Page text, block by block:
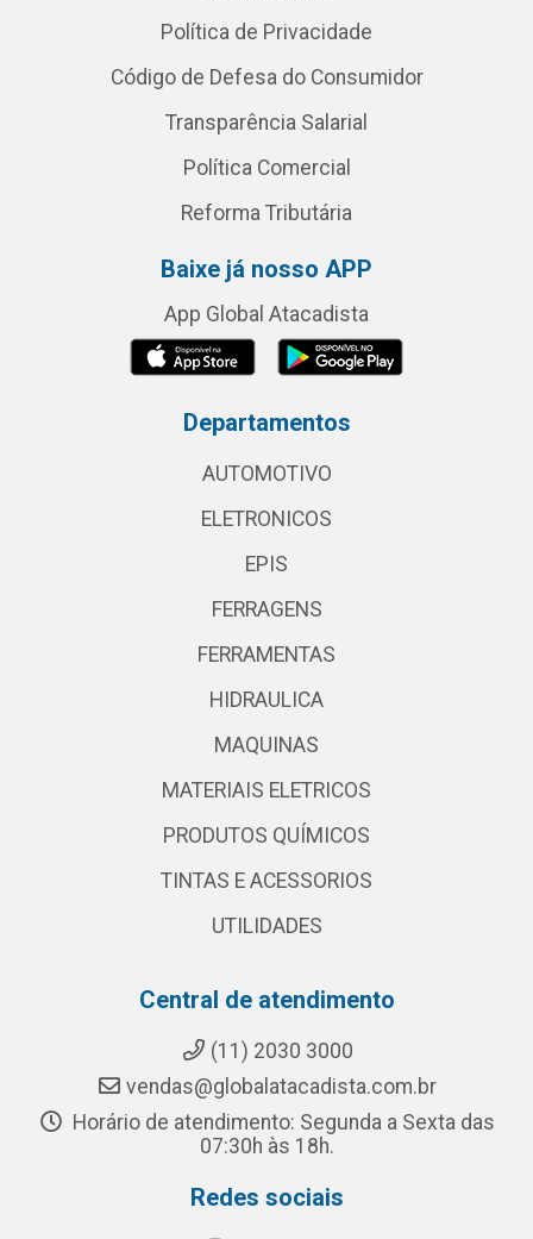
Política de Privacidade
Código de Defesa do Consumidor
Transparência Salarial
Política Comercial
Reforma Tributária
Baixe já nosso APP
App Global Atacadista
Departamentos
AUTOMOTIVO
ELETRONICOS
EPIS
FERRAGENS
FERRAMENTAS
HIDRAULICA
MAQUINAS
MATERIAIS ELETRICOS
PRODUTOS QUÍMICOS
TINTAS E ACESSORIOS
UTILIDADES
Central de atendimento
(11) 2030 3000
vendas@globalatacadista.com.br
Horário de atendimento: Segunda a Sexta das
07:30h às 18h.
Redes sociais